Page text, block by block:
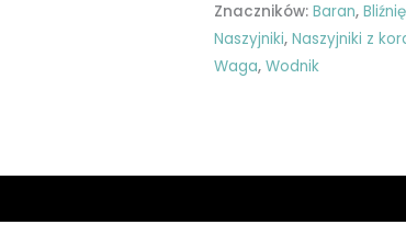
Znaczników: Baran,
Naszyjniki, Naszyjniki z
Waga, Wodnik